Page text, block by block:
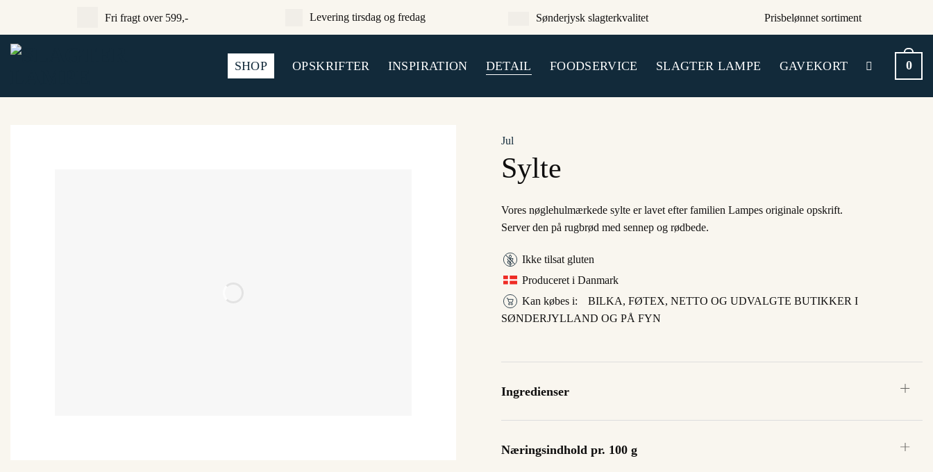
indhold
Fri fragt over 599,- Levering tirsdag og fredag Sønderjysk slagterkvalitet Prisbelønnet sortiment
SHOP OPSKRIFTER INSPIRATION DETAIL FOODSERVICE SLAGTER LAMPE GAVEKORT 0
Jul
Sylte
Vores nøglehulmærkede sylte er lavet efter familien Lampes originale opskrift.
Server den på rugbrød med sennep og rødbede.
Ikke tilsat gluten
Produceret i Danmark
Kan købes i:
BILKA, FØTEX, NETTO OG UDVALGTE BUTIKKER I
SØNDERJYLLAND OG PÅ FYN
Ingredienser
Næringsindhold pr. 100 g